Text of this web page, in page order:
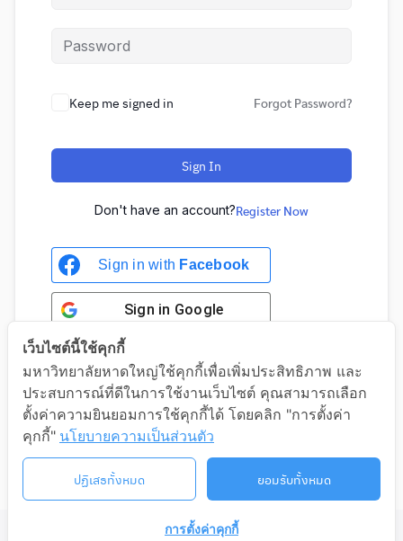
Keep me signed in Forgot Password?
Sign In
Don't have an account?Register Now
Sign in with Facebook
Sign in Google
Sign in with Google
©2026 LIFELONG.HU.AC.TH. ALL RIGHTS RESERVED.
เว็บไซต์นี้ใช้คุกกี้
มหาวิทยาลัยหาดใหญ่ใช้คุกกี้เพื่อเพิ่มประสิทธิภาพ และ
ประสบการณ์ที่ดีในการใช้งานเว็บไซต์ คุณสามารถเลือก
ตั้งค่าความยินยอมการใช้คุกกี้ได้ โดยคลิก "การตั้งค่า
คุกกี้" นโยบายความเป็นส่วนตัว
ปฏิเสธทั้งหมด ยอมรับทั้งหมด
การตั้งค่าคุกกี้